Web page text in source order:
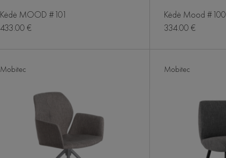
Kėdė MOOD #101
433.00 €
Kėdė Mood #100
334.00 €
Mobitec Mobitec